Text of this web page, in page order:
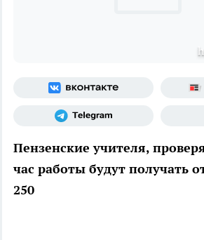
Пензенские учителя,
час работы будут получать
250